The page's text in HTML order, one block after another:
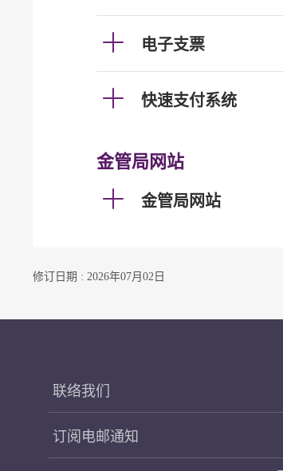
电子支票
快速支付系统
金管局网站
金管局网站
修订日期 : 2026年07月02日
联络我们
订阅电邮通知